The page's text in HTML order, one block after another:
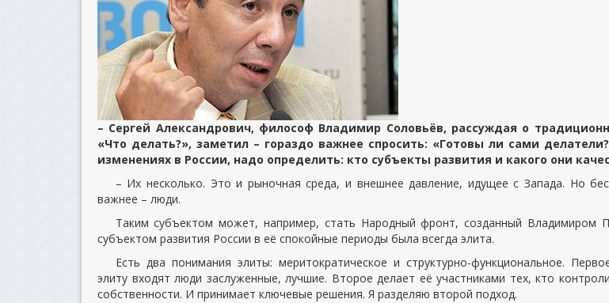
– Сергей Александрович, философ Владимир Соловьёв, рассуждая о
«Что делать?», заметил – гораздо важнее спросить: «Готовы ли сами
изменениях в России, надо определить: кто субъекты развития и какого они
– Их несколько. Это и рыночная среда, и внешнее давление, идущее с Запада. Но
важнее – люди.
Таким субъектом может, например, стать Народный фронт, созданный Владимиром
субъектом развития России в её спокойные периоды была всегда элита.
Есть два понимания элиты: меритократическое и структурно-функциональное.
элиту входят люди заслуженные, лучшие. Второе делает её участниками тех, кто
собственности. И принимает ключевые решения. Я разделяю второй подход.